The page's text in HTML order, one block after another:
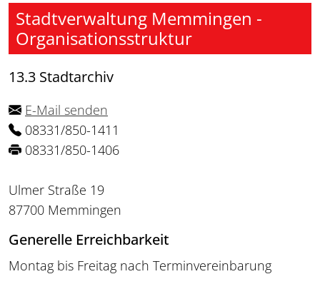
Stadtverwaltung Memmingen -
Organisationsstruktur
13.3 Stadtarchiv
E-Mail senden
08331/850-1411
08331/850-1406
Ulmer Straße 19
87700 Memmingen
Generelle Erreichbarkeit
Montag bis Freitag nach Terminvereinbarung